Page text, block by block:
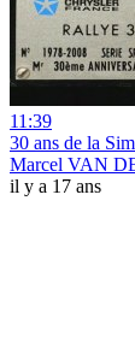
11:39
30 ans de la
Marcel VAN
il y a 17 ans